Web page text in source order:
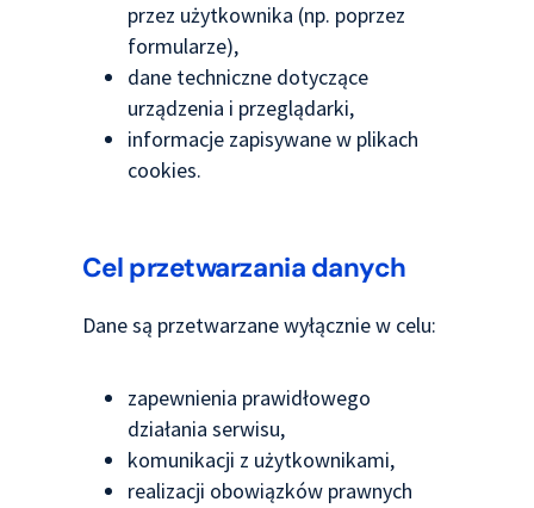
przez użytkownika (np. poprzez
formularze),
dane techniczne dotyczące
urządzenia i przeglądarki,
informacje zapisywane w plikach
cookies.
Cel przetwarzania danych
Dane są przetwarzane wyłącznie w celu:
zapewnienia prawidłowego
działania serwisu,
komunikacji z użytkownikami,
realizacji obowiązków prawnych